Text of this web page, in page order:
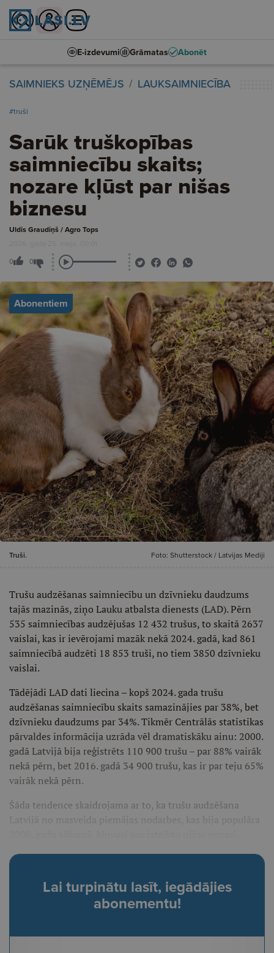
E-izdevumi Grāmatas Abonēt
SAIMNIEKS UZŅĒMĒJS LAUKSAIMNIECĪBA
#truši
Sarūk truškopības
saimniecību skaits;
nozare kļūst par nišas
biznesu
Uldis Graudiņš / Agro Tops
2026. gada 25. maijs, 00:01
0 0
Abonentiem
Truši. Foto: Shutterstock / Latvijas Mediji
Trušu audzēšanas saimniecību un dzīvnieku daudzums
tajās mazinās, ziņo Lauku atbalsta dienests (LAD). Pērn
535 saimniecības audzējušas 12 432 trušus, to skaitā 2637
vaislai, kas ir ievērojami mazāk nekā 2024. gadā, kad 861
saimniecībā audzēti 18 853 truši, no tiem 3850 dzīvnieku
vaislai.
Tādējādi LAD dati liecina – kopš 2024. gada trušu
audzēšanas saimniecību skaits samazinājies par 38%, bet
dzīvnieku daudzums par 34%. Tikmēr Centrālās statistikas
pārvaldes informācija uzrāda vēl dramatiskāku ainu: 2000.
gadā Latvijā bija reģistrēts 110 900 trušu – par 88% vairāk
nekā pērn, bet 2016. gadā 34 900 trušu, kas ir par teju 65%
vairāk nekā pērn.
Šāda tendence skaidrojama ar to, ka trušu audzēšana
Latvijā no masveida piemājas nodarbes, kas bija populāra
Lai turpinātu lasīt, iegādājies
abonementu!